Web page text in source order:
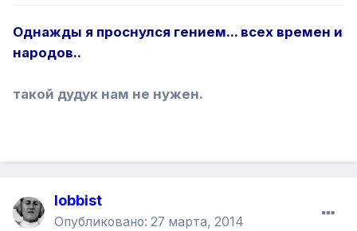
Однажды я проснулся гением... всех времен и
народов..
такой дудук нам не нужен.
lobbist
Опубликовано: 27 марта, 2014